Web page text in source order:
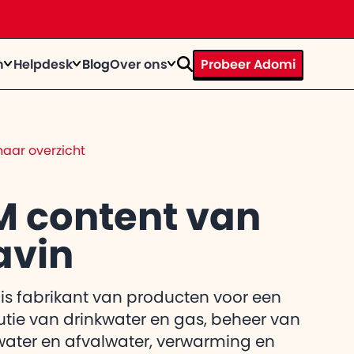
Helpdesk
de
gebruiker
BlogOver ons
bij
knallen?
Probeer Adomi
overzicht
content van
fabrikant van producten voor een
van drinkwater en gas, beheer van
en afvalwater, verwarming en